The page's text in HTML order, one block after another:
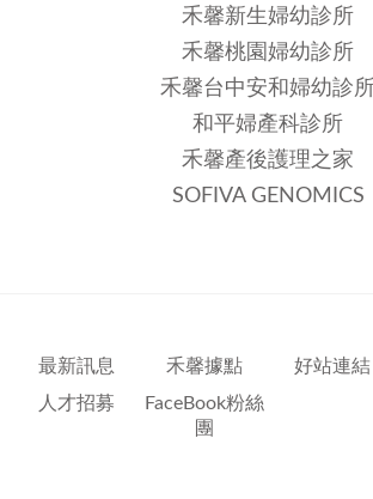
禾馨新生婦幼診所
禾馨桃園婦幼診所
禾馨台中安和婦幼診
和平婦產科診所
禾馨產後護理之家
SOFIVA GENOMICS
最新訊息 禾馨據點 好站連結
人才招募
FaceBook粉絲
團